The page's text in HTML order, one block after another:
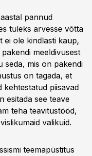
pannud
tuleks arvesse võtta
ei ole kindlasti kaup,
meeldivusest
seda, mis on pakendi
on tagada, et
kehtestatud piisavad
esitada see teave
teha teavitustööd,
valikuid.
teemapüstitus